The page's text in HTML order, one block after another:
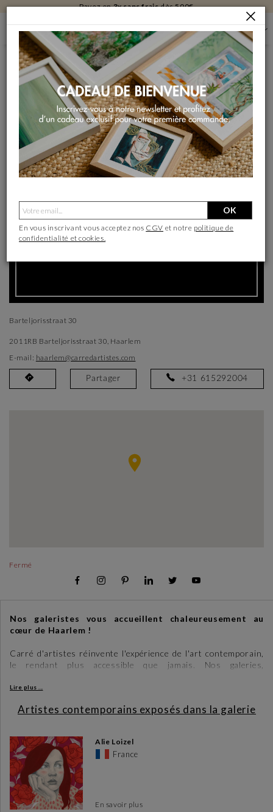
Livraisongratuiteen galerie
GALERIE D'ART CONTEMPORAIN
BARTELJORISSTRAAT 30, HAARLEM
GALERIE D'ART CARRÉ D'ARTISTES HAARLEM
GALERIE D'ART CARRÉ D'ARTISTES HAARLEM
Définir comme galerie préférée
Barteljorisstraat 30
2011RB Barteljorisstraat 30, Haarlem
E-mail: haarlem@carredartistes.com
Partager +31 615292004
Fermé
Nos galeristes vous accueillent chaleureusement au
cœur de Haarlem !
Carré d'artistes réinvente l'expérience de l'art contemporain,
le rendant plus accessible que jamais. Nos galeries,
immersion dans des univers artistiques éclectiques. Ces
d'art, n’attendent que vous.
Lire plus ...
Artistes contemporains exposés dans la galerie
Alie Loizel
France
En savoir plus
OK
En vous inscrivant vous acceptez nos CGV et notre politique de
confidentialité et cookies.